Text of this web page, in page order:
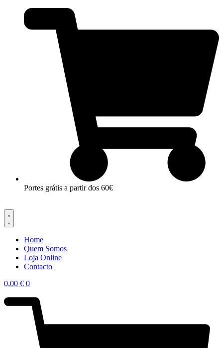
Portes grátis a partir dos 60€
Home
Quem Somos
Loja Online
Contacto
0,00 € 0